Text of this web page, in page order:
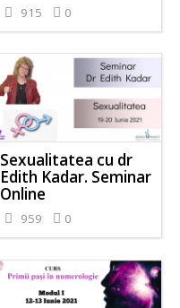
915 0
Sexualitatea cu dr
Edith Kadar. Seminar
Online
959 0